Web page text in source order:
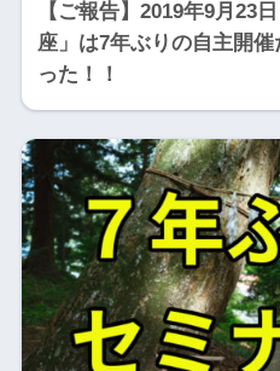
【ご報告】2019年9月23
座」は7年ぶりの自主開
った！！